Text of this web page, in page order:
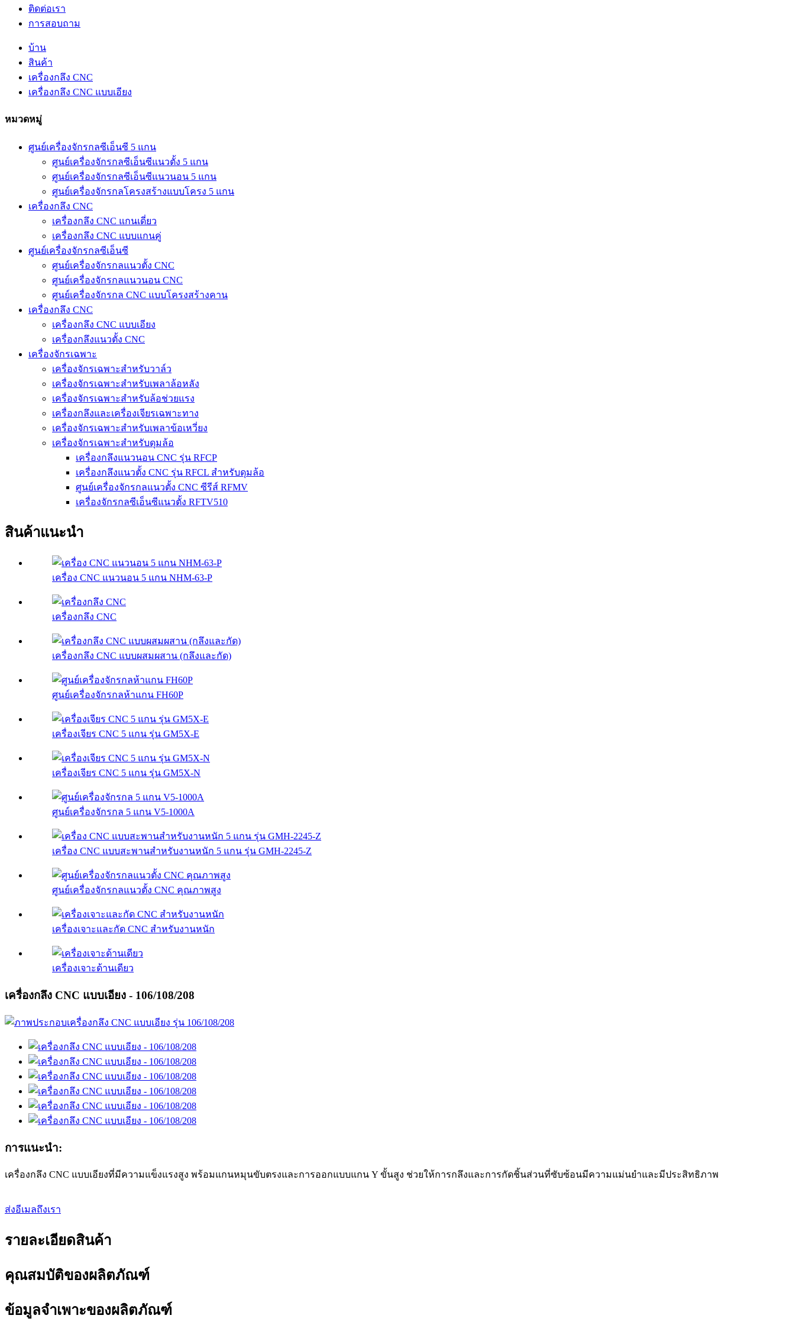
ติดต่อเรา
การสอบถาม
บ้าน
สินค้า
เครื่องกลึง CNC
เครื่องกลึง CNC แบบเอียง
หมวดหมู่
ศูนย์เครื่องจักรกลซีเอ็นซี 5 แกน
ศูนย์เครื่องจักรกลซีเอ็นซีแนวตั้ง 5 แกน
ศูนย์เครื่องจักรกลซีเอ็นซีแนวนอน 5 แกน
ศูนย์เครื่องจักรกลโครงสร้างแบบโครง 5 แกน
เครื่องกลึง CNC
เครื่องกลึง CNC แกนเดี่ยว
เครื่องกลึง CNC แบบแกนคู่
ศูนย์เครื่องจักรกลซีเอ็นซี
ศูนย์เครื่องจักรกลแนวตั้ง CNC
ศูนย์เครื่องจักรกลแนวนอน CNC
ศูนย์เครื่องจักรกล CNC แบบโครงสร้างคาน
เครื่องกลึง CNC
เครื่องกลึง CNC แบบเอียง
เครื่องกลึงแนวตั้ง CNC
เครื่องจักรเฉพาะ
เครื่องจักรเฉพาะสำหรับวาล์ว
เครื่องจักรเฉพาะสำหรับเพลาล้อหลัง
เครื่องจักรเฉพาะสำหรับล้อช่วยแรง
เครื่องกลึงและเครื่องเจียรเฉพาะทาง
เครื่องจักรเฉพาะสำหรับเพลาข้อเหวี่ยง
เครื่องจักรเฉพาะสำหรับดุมล้อ
เครื่องกลึงแนวนอน CNC รุ่น RFCP
เครื่องกลึงแนวตั้ง CNC รุ่น RFCL สำหรับดุมล้อ
ศูนย์เครื่องจักรกลแนวตั้ง CNC ซีรีส์ RFMV
เครื่องจักรกลซีเอ็นซีแนวตั้ง RFTV510
สินค้าแนะนำ
เครื่อง CNC แนวนอน 5 แกน NHM-63-P
เครื่องกลึง CNC
เครื่องกลึง CNC แบบผสมผสาน (กลึงและกัด)
ศูนย์เครื่องจักรกลห้าแกน FH60P
เครื่องเจียร CNC 5 แกน รุ่น GM5X-E
เครื่องเจียร CNC 5 แกน รุ่น GM5X-N
ศูนย์เครื่องจักรกล 5 แกน V5-1000A
เครื่อง CNC แบบสะพานสำหรับงานหนัก 5 แกน รุ่น GMH-2245-Z
ศูนย์เครื่องจักรกลแนวตั้ง CNC คุณภาพสูง
เครื่องเจาะและกัด CNC สำหรับงานหนัก
เครื่องเจาะด้านเดียว
เครื่องกลึง CNC แบบเอียง - 106/108/208
การแนะนำ:
เครื่องกลึง CNC แบบเอียงที่มีความแข็งแรงสูง พร้อมแกนหมุนขับตรงและการออกแบบแกน Y ขั้นสูง ช่วยให้การกลึงและการกัดชิ้นส่วนที่ซับซ้อนมีความแม่นยำและมีประสิทธิภาพ
ส่งอีเมลถึงเรา
รายละเอียดสินค้า
คุณสมบัติของผลิตภัณฑ์
ข้อมูลจำเพาะของผลิตภัณฑ์